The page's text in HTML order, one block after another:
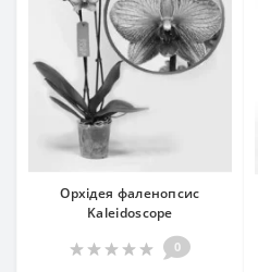
Орхідея фаленопсис
Kaleidoscope
0